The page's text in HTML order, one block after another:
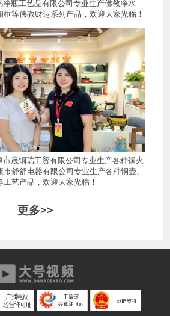
瓶工艺品有限公司专业生产佛教净水
等佛教财运系列产品，欢迎大家光临！
晟铜瑞工贸有限公司专业生产各种铜火
舒舒电器有限公司专业生产各种铜壶、
艺产品，欢迎大家光临！
更多>>